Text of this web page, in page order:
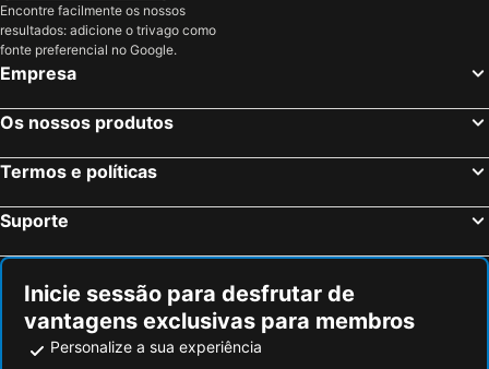
Encontre facilmente os nossos
resultados: adicione o trivago como
fonte preferencial no Google.
Empresa
Os nossos produtos
Termos e políticas
Suporte
Inicie sessão para desfrutar de
vantagens exclusivas para membros
Personalize a sua experiência